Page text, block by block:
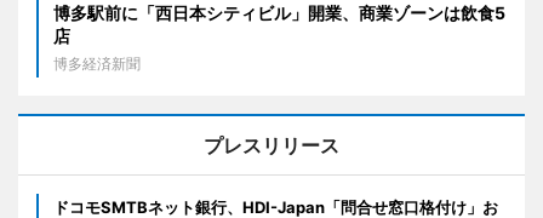
博多駅前に「西日本シティビル」開業、商業ゾーンは飲食5
店
博多経済新聞
プレスリリース
ドコモSMTBネット銀行、HDI-Japan「問合せ窓口格付け」お